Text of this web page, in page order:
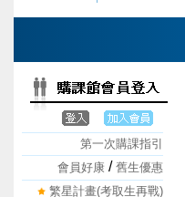
第一次購課指引
會員好康 / 舊生優惠
繁星計畫(考取生再戰)